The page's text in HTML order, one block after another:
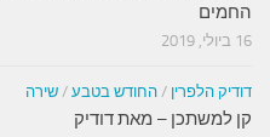
החמים
16 ביולי, 2019
דודיק הלפרין / החודש בטבע / שירה
קן למשתכן – מאת דודיק